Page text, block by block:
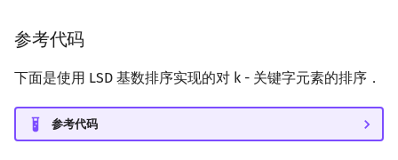
参考代码
下面是使用 LSD 基数排序实现的对 k - 关键字元素的排序．
参考代码